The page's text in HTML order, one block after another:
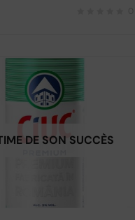
DE SON SUCCÈS